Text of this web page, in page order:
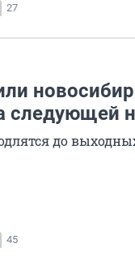
27
следующей
до
45